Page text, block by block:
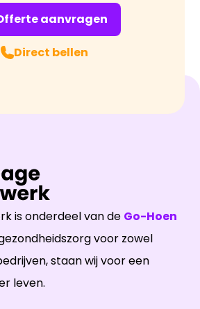
aanvragen
Direct bellen
is onderdeel van de Go-Hoen
voor zowel
staan wij voor een
leven.